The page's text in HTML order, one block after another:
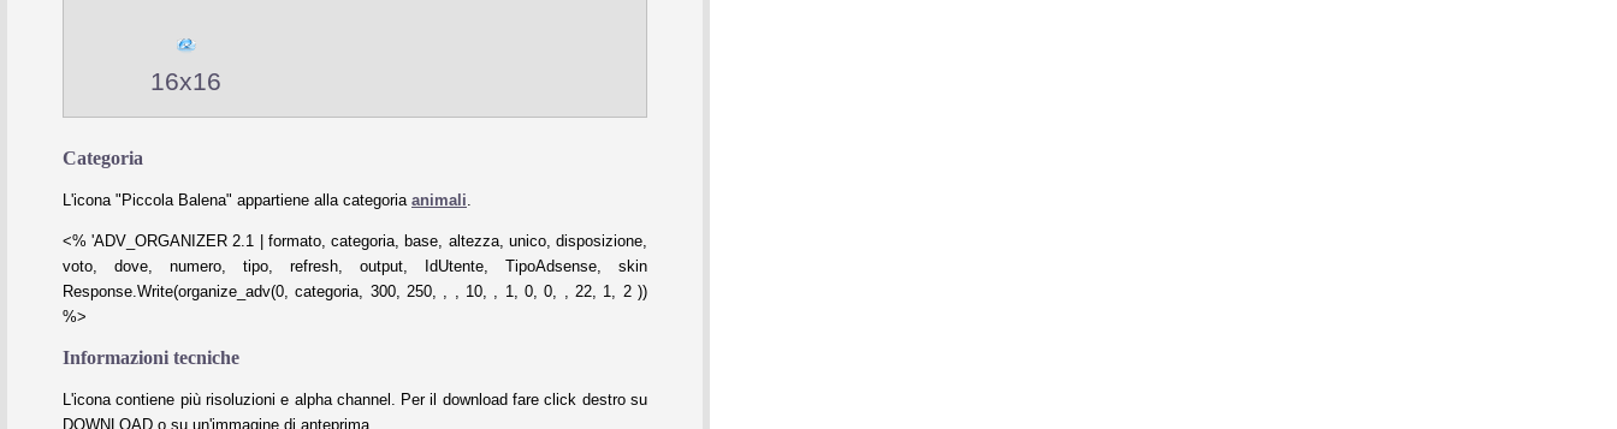
16x16
Categoria
L'icona "Piccola Balena" appartiene alla categoria animali
<% 'ADV_ORGANIZER 2.1 | formato, categoria, base, altezza, unico, disposizione,
voto, dove, numero, tipo, refresh, output, IdUtente, TipoAdsense, skin
Response.Write(organize_adv(0, categoria, 300, 250, , , 10, , 1, 0, 0, , 22, 1, 2 ))
%>
Informazioni tecniche
L'icona contiene più risoluzioni e alpha channel. Per il download fare click destro su
DOWNLOAD o su un'immagine di anteprima.